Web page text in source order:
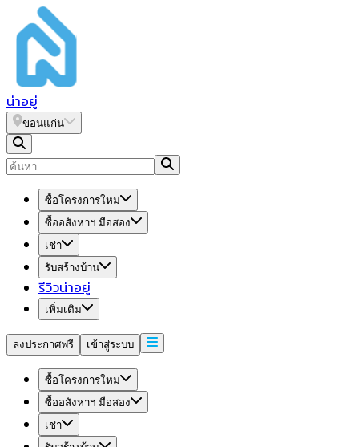
น่าอยู่
ขอนแก่น
ซื้อโครงการใหม่
ซื้ออสังหาฯ มือสอง
เช่า
รับสร้างบ้าน
รีวิวน่าอยู่
เพิ่มเติม
ลงประกาศฟรี เข้าสู่ระบบ
ซื้อโครงการใหม่
ซื้ออสังหาฯ มือสอง
เช่า